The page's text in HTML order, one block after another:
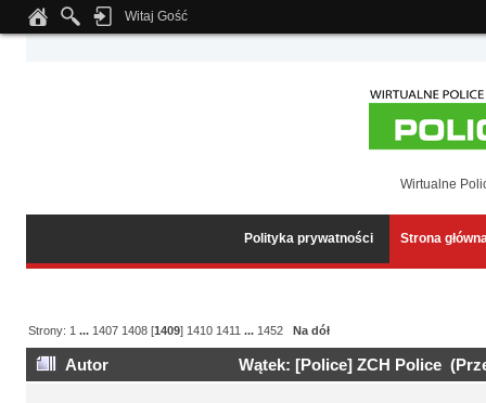
Notice: Undefined index: tapatalk_body_hook in
Witaj Gość
Wirtualne
Polityka prywatności Strona
Strony: 1 ... 1407 1408 [1409] 1410 1411 ... 1452 Na dół
Autor Wątek: [Police] ZCH Police